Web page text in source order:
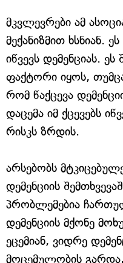
მკვლევრები ამ
მექანიზმით ხსნიან.
იწვევს დემენციას.
ფაქტორი იყოს,
რომ წაქცევა
დაცემა იმ ქცევებს
რისკს ზრდის.
არსებობს
დემენციის
პრობლემებია
დემენციის მქონე
ეცემიან, ვიდრე
მოცემულობის გარდა,